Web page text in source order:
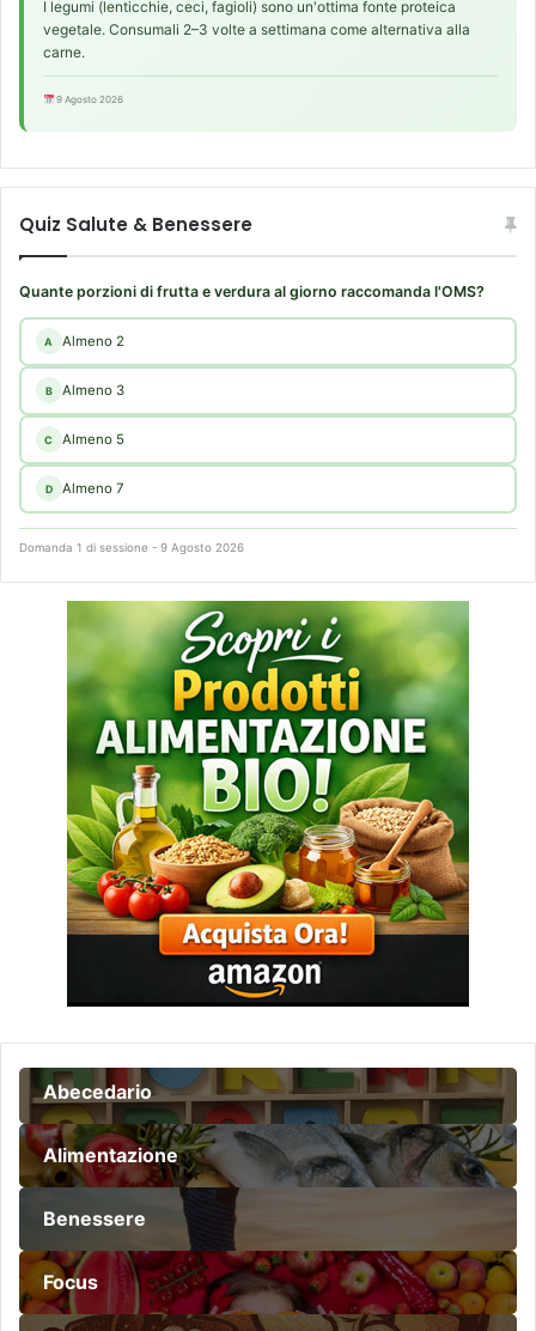
a
u
e
I legumi (lenticchie, ceci, fagioli) sono un'ottima fonte proteica
vegetale. Consumali 2–3 volte a settimana come alternativa alla
carne.
9 Agosto 2026
Quiz Salute & Benessere
Quante porzioni di frutta e verdura al giorno raccomanda l'OMS?
A Almeno 2
B Almeno 3
C Almeno 5
D Almeno 7
Domanda 1 di sessione - 9 Agosto 2026
Abecedario
Alimentazione
Benessere
Focus